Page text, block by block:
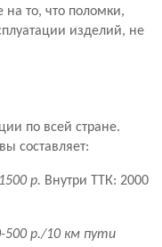
то, что поломки,
изделий, не
по всей стране.
составляет:
р. Внутри ТТК: 2000
р./10 км пути